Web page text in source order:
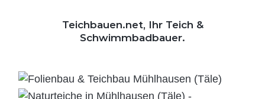
Teichbauen.net, Ihr Teich &
Schwimmbadbauer.